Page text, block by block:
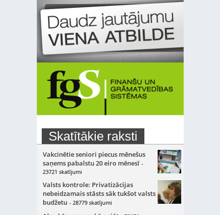
Skatītākie raksti
Vakcinētie seniori piecus mēnešus
saņems pabalstu 20 eiro mēnesī -
23721 skatījumi
Valsts kontrole: Privatizācijas
nebeidzamais stāsts sāk tukšot valsts
budžetu - 28779 skatījumi